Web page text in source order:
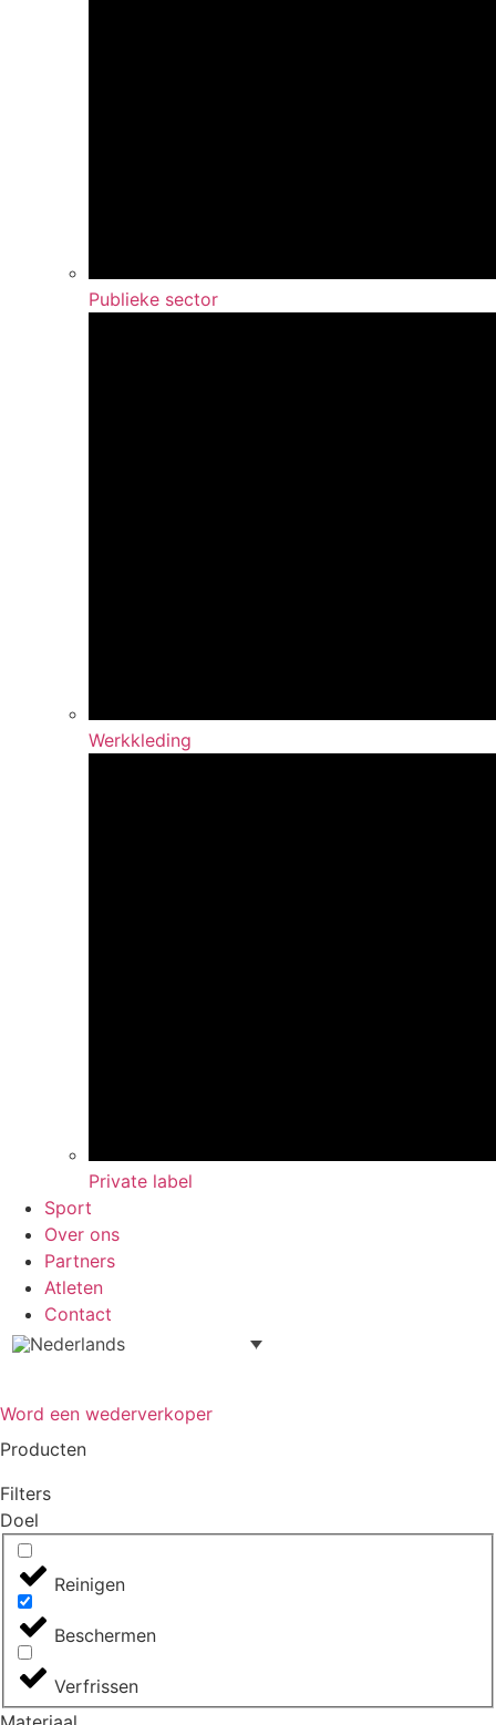
Publieke sector
Werkkleding
Private label
Sport
Over ons
Partners
Atleten
Contact
Word een wederverkoper
Producten
Filters
Doel
Reinigen
Beschermen
Verfrissen